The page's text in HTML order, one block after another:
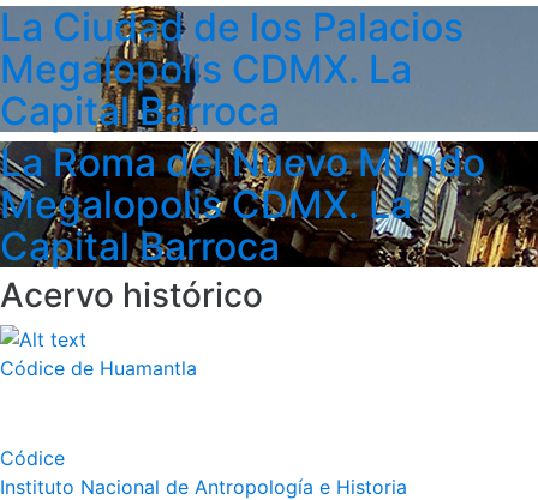
La Ciudad de los Palacios
Megalopolis CDMX. La
Capital Barroca
La Roma del Nuevo Mundo
Megalopolis CDMX. La
Capital Barroca
Acervo histórico
Códice de Huamantla
Códice
Instituto Nacional de Antropología e Historia